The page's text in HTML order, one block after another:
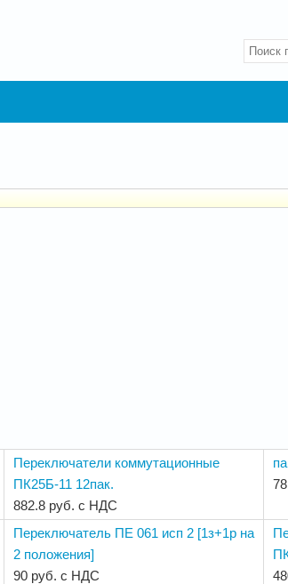
Переключатели коммутационные
ПК25Б-11 12пак.
882.8 руб. с НДС
Переключатель ПЕ 061 исп 2 [1з+1р на
2 положения]
90 руб. с НДС